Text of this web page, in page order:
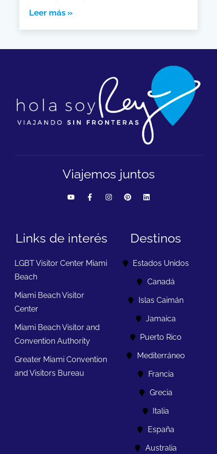
Leer más »
Viajemos juntos
Links de interés
LGBT Visitor Center Miami
Beach
Miami Beach Visitor
Center
Miami Beach Visitor and
Convention Authority
Greater Miami Convention
and Visitors Bureau
Destinos
Estados Unidos
Canadá
Islas Caimán
Jamaica
Puerto Rico
Mediterráneo
Francia
Grecia
Italia
España
Australia